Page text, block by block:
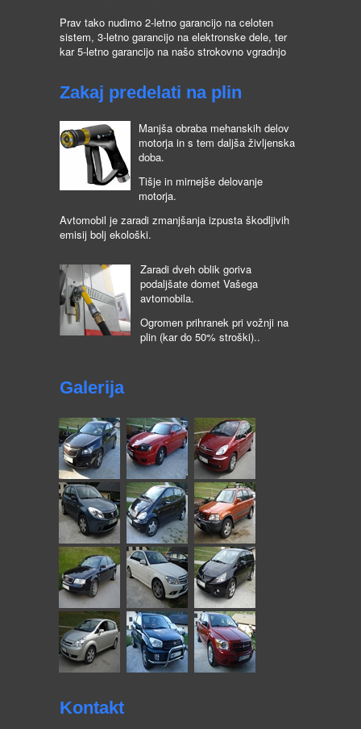
Prav tako nudimo 2-letno garancijo na celoten
sistem, 3-letno garancijo na elektronske dele, ter
kar 5-letno garancijo na našo strokovno vgradnjo
Zakaj predelati na plin
Manjša obraba mehanskih delov
motorja in s tem daljša življenska
doba.
Tišje in mirnejše delovanje
motorja.
Avtomobil je zaradi zmanjšanja izpusta škodljivih
emisij bolj ekološki.
Zaradi dveh oblik goriva
podaljšate domet Vašega
avtomobila.
Ogromen prihranek pri vožnji na
plin (kar do 50% stroški)..
Galerija
Kontakt